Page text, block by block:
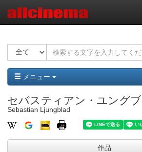
メニュー
セバスティアン・ユング
Sebastian Ljungblad
作品